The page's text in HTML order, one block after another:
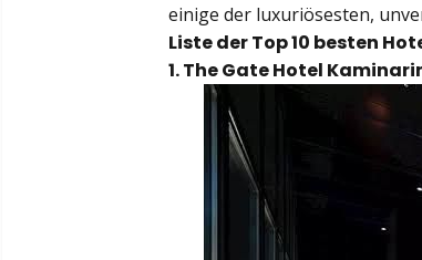
einige der luxuriösesten,
Liste der Top 10 besten
1. The Gate Hotel